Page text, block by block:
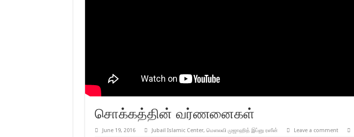
சொக்கத்தின் வர்ணனைகள்
June 19, 2016 Jubail Islamic Center, மௌலவி முஜாஹித் இப்னு ரஸீன் Leave a comment